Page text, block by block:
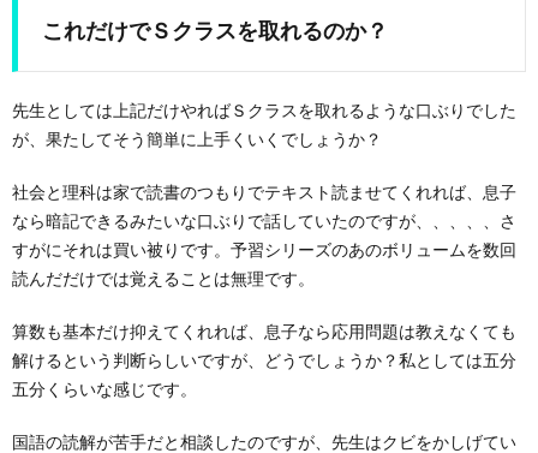
これだけでＳクラスを取れるのか？
先生としては上記だけやればＳクラスを取れるような口ぶりでした
が、果たしてそう簡単に上手くいくでしょうか？
社会と理科は家で読書のつもりでテキスト読ませてくれれば、息子
なら暗記できるみたいな口ぶりで話していたのですが、、、、、さ
すがにそれは買い被りです。予習シリーズのあのボリュームを数回
読んだだけでは覚えることは無理です。
算数も基本だけ抑えてくれれば、息子なら応用問題は教えなくても
解けるという判断らしいですが、どうでしょうか？私としては五分
五分くらいな感じです。
国語の読解が苦手だと相談したのですが、先生はクビをかしげてい